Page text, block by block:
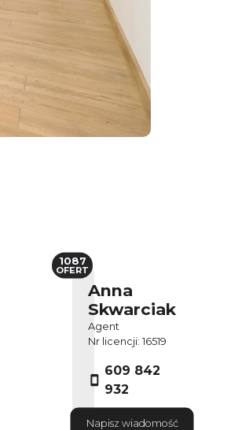
Anna
Skwarciak
Agent
Nr licencji: 16519
609 842
932
Napisz wiadomość
1087
OFERT